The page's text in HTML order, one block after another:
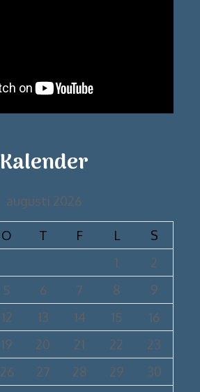
Kalender
augusti 2026
O T F L
S
1
2
5 6 7 8
9
12 13 14 15
16
19 20 21 22
23
26 27 28 29
30